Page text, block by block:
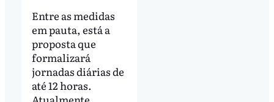
Entre as medidas
em pauta, está a
proposta que
formalizará
jornadas diárias de
até 12 horas.